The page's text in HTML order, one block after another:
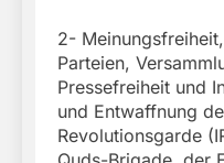
2-
Parteien,
Pressefreiheit und
und Entwaffnung
Revolutionsgarde